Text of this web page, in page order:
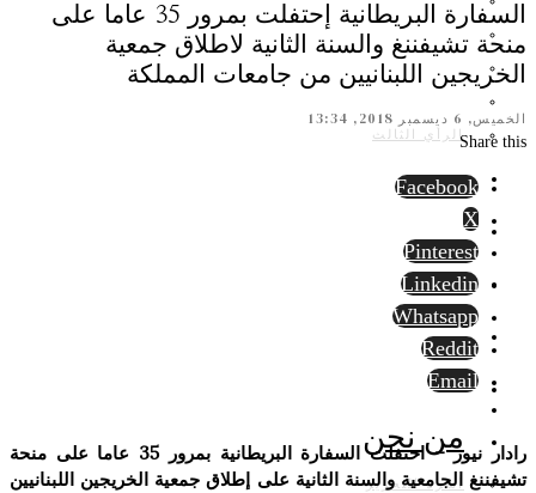
الرأي الثالث
من نحن
أسرة التحرير
السفارة البريطانية إحتفلت بمرور 35 عاما على
منحة تشيفننغ والسنة الثانية لاطلاق جمعية
الخريجين اللبنانيين من جامعات المملكة
الخميس, 6 ديسمبر 2018, 13:34
Share this
Facebook
X
Pinterest
Linkedin
Whatsapp
Reddit
Email
رادار نيوز – احتفلت السفارة البريطانية بمرور 35 عاما على منحة
تشيفننغ الجامعية والسنة الثانية على إطلاق جمعية الخريجين اللبنانيين